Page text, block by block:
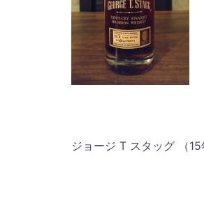
ジョージ T スタッグ （